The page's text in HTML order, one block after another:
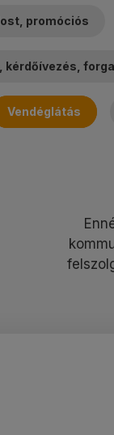
promóciós
kérdőívezés,
Vendéglátás